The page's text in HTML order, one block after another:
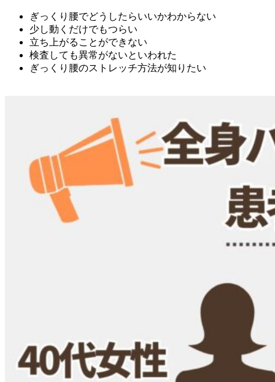
ぎっくり腰でどうしたらいいかわからない
少し動くだけでもつらい
立ち上がることができない
検査しても異常がないといわれた
ぎっくり腰のストレッチ方法が知りたい